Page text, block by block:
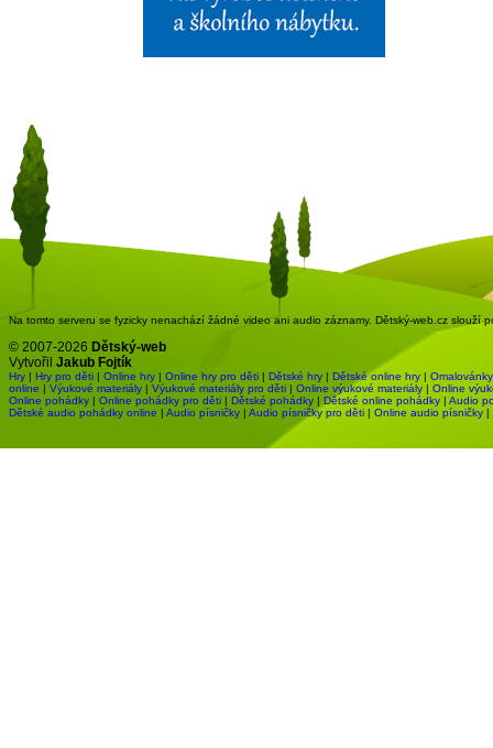
Na tomto serveru se fyzicky nenachází žádné video ani audio záznamy. Dětský-web.cz slouží
© 2007-2026 Dětský-web
Vytvořil Jakub Fojtík
Hry | Hry pro děti | Online hry | Online hry pro děti | Dětské hry | Dětské online hry | Omalovánky
online | Výukové materiály | Výukové materiály pro děti | Online výukové materiály | Online
Online pohádky | Online pohádky pro děti | Dětské pohádky | Dětské online pohádky | Audio
Dětské audio pohádky online | Audio písničky | Audio písničky pro děti | Online audio písničky |